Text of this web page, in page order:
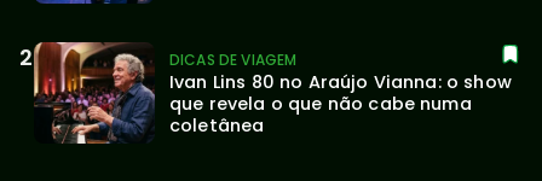
DICAS DE VIAGEM
Ivan Lins 80 no Araújo Vianna: o show
que revela o que não cabe numa
coletânea